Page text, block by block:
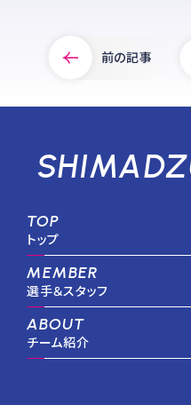
前の記事
TOP
トップ
MEMBER
選手＆スタッフ
ABOUT
チーム紹介